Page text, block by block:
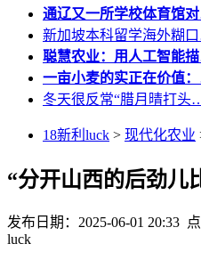
通辽又一所学校体育馆对
新加坡本科留学海外糊
聪慧农业：用人工智能描
一亩小麦的实正在价值：
冬天很反常“腊月晴打头
18新利luck > 现代化农业
“分开山西的后劲儿
发布日期：2025-06-01 20:33 点
luck